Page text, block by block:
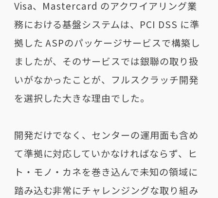
Visa、Mastercard のアクワイアリング業
務における基盤システムは、PCI DSS に準
拠した ASPのパッケージサービスで構築し
ましたが、そのサービスでは銀聯の取り扱
いがなかったことが、フルスクラッチ開発
を選択した大きな理由でした。
開発だけでなく、センターの運用面も含め
て準拠に対応していかなければならず、ヒ
ト・モノ・カネを巻き込んで未知の領域に
踏み込む非常にチャレンジングな取り組み